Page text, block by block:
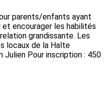
parents/enfants ayant
encourager les habilités
grandissante. Les
locaux de la Halte
Julien Pour inscription : 450